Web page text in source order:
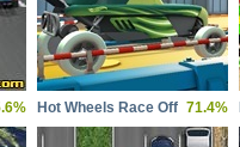
Hot Wheels Race Off 71.4%